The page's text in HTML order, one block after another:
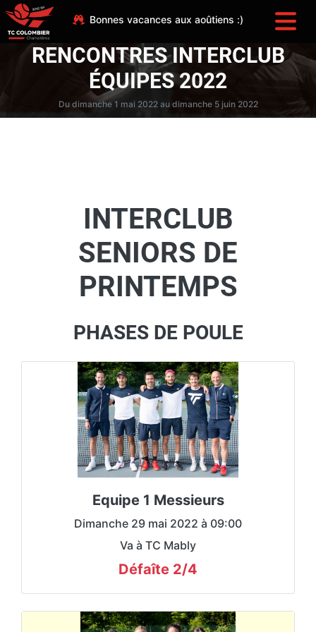
Bonnes vacances aux aoûtiens :)
RENCONTRES INTERCLUB
ÉQUIPES 2022
Du dimanche 1 mai 2022 au dimanche 5 juin 2022
INTERCLUB
SENIORS DE
PRINTEMPS
PHASES DE POULE
Equipe 1 Messieurs
Dimanche 29 mai 2022 à 09:00
Va à TC Mably
Défaîte 2/4
Capitaine
Julien VINCENT
DQDN4 / E
01 mai :
Victoire par forfait
08 mai :
Défaîte 0/6
22 mai :
Victoire 4/2
Lien tenup
Capitaine